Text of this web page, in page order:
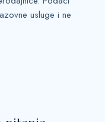
usluge i ne